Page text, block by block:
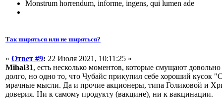
Monstrum horrendum, informe, ingens, qui lumen ade
Так ширяться или не ширяться?
« Ответ #9: 22 Июля 2021, 10:11:25 »
Mihal31, есть несколько моментов, которые смущают
долго, но одно то, что Чубайс прикупил себе хороший кусок
мрачные мысли. Да и прочие акционеры, типа Голиковой и
доверия. Ни к самому продукту (вакцине), ни к вакцинации.